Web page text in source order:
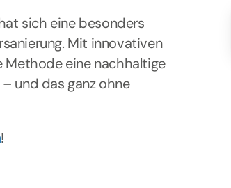
sich eine besonders
Mit innovativen
Methode eine nachhaltige
und das ganz ohne
!